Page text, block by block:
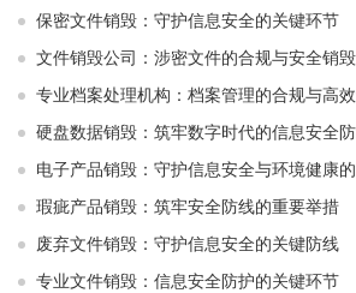
保密文件销毁：守护信息安全的关键环节
文件销毁公司：涉密文件的合规与安全销
专业档案处理机构：档案管理的合规与高
硬盘数据销毁：筑牢数字时代的信息安全
电子产品销毁：守护信息安全与环境健康
瑕疵产品销毁：筑牢安全防线的重要举措
废弃文件销毁：守护信息安全的关键防线
专业文件销毁：信息安全防护的关键环节